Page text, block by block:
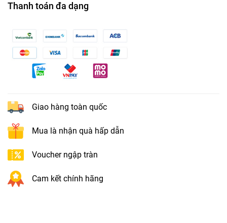
Thanh toán đa dạng
Giao hàng toàn quốc
Mua là nhận quà hấp dẫn
Voucher ngập tràn
Cam kết chính hãng